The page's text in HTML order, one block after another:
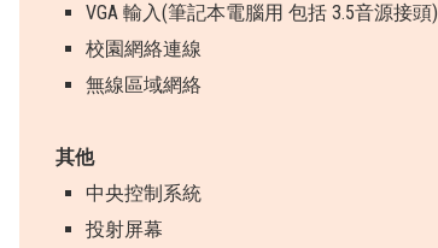
VGA 輸入(筆記本電腦用 包括 3.5音源接頭)
校園網絡連線
無線區域網絡
其他
中央控制系統
投射屏幕